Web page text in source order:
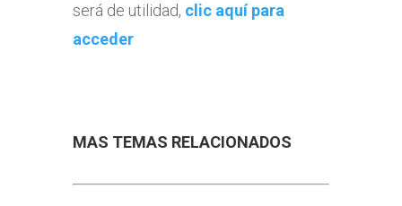
será de utilidad, clic aquí para
acceder
MAS TEMAS RELACIONADOS